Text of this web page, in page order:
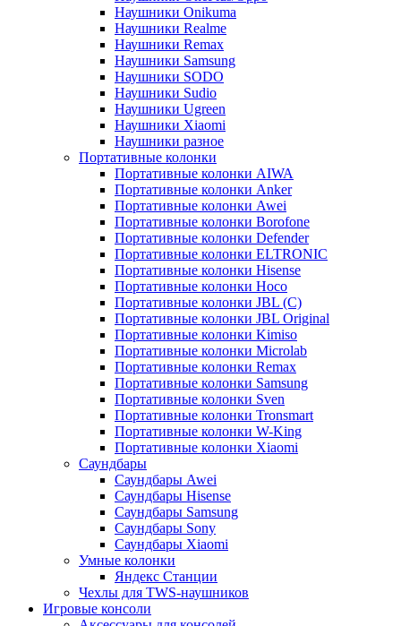
Наушники Onikuma
Наушники Realme
Наушники Remax
Наушники Samsung
Наушники SODO
Наушники Sudio
Наушники Ugreen
Наушники Xiaomi
Наушники разное
Портативные колонки
Портативные колонки AIWA
Портативные колонки Anker
Портативные колонки Awei
Портативные колонки Borofone
Портативные колонки Defender
Портативные колонки ELTRONIC
Портативные колонки Hisense
Портативные колонки Hoco
Портативные колонки JBL (C)
Портативные колонки JBL Original
Портативные колонки Kimiso
Портативные колонки Microlab
Портативные колонки Remax
Портативные колонки Samsung
Портативные колонки Sven
Портативные колонки Tronsmart
Портативные колонки W-King
Портативные колонки Xiaomi
Саундбары
Саундбары Awei
Саундбары Hisense
Саундбары Samsung
Саундбары Sony
Саундбары Xiaomi
Умные колонки
Яндекс Станции
Чехлы для TWS-наушников
Игровые консоли